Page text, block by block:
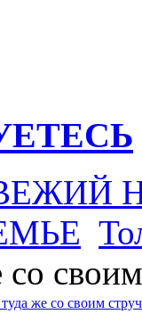
со
же со своим